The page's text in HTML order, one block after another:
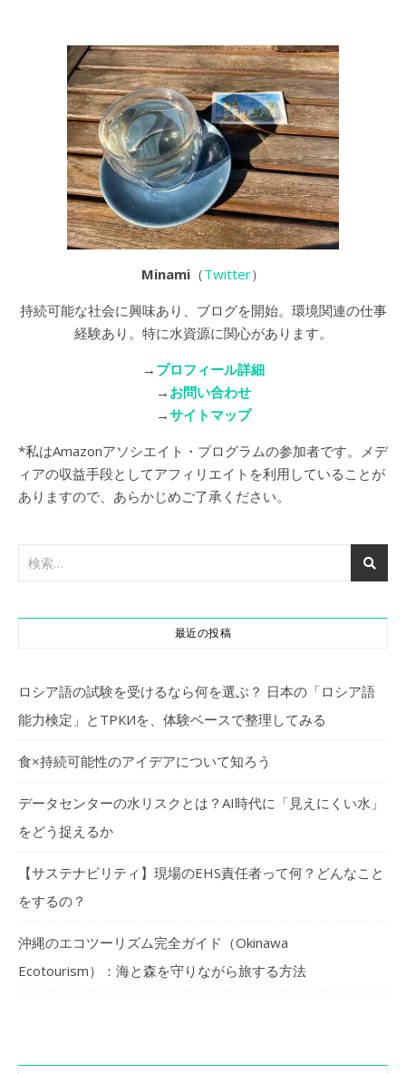
Minami （Twitter）
持続可能な社会に興味あり、ブログを開始。環境関連の仕事
経験あり。特に水資源に関心があります。
→ プロフィール詳細
→ お問い合わせ
→サイトマップ
*私はAmazonアソシエイト・プログラムの参加者です。メデ
ィアの収益手段としてアフィリエイトを利用していることが
ありますので、あらかじめご了承ください。
最近の投稿
ロシア語の試験を受けるなら何を選ぶ？ 日本の「ロシア語
能力検定」とТРКИを、体験ベースで整理してみる
食×持続可能性のアイデアについて知ろう
データセンターの水リスクとは？AI時代に「見えにくい水」
をどう捉えるか
【サステナビリティ】現場のEHS責任者って何？どんなこと
をするの？
沖縄のエコツーリズム完全ガイド（Okinawa
Ecotourism）：海と森を守りながら旅する方法